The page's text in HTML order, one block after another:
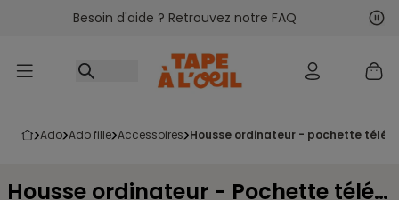
Accéder au contenu
Besoin d'aide ? Retrouvez notre FAQ
ado ado fille accessoires housse ordinateur - pochette
Housse ordinateur - Pochette téléphone Ado fille